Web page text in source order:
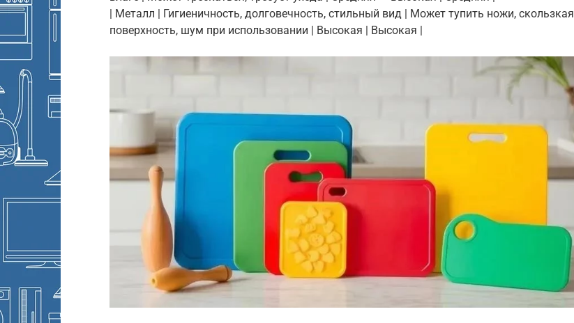
| Металл | Гигиеничность, долговечность, стильный вид | Может тупить ножи, скользкая
поверхность, шум при использовании | Высокая | Высокая |